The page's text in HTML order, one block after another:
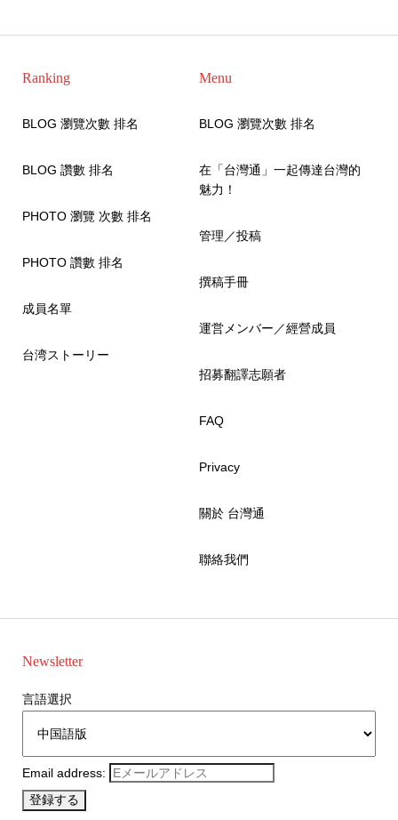
Ranking
BLOG 瀏覽次數 排名
BLOG 讚數 排名
PHOTO 瀏覽 次數 排名
PHOTO 讚數 排名
成員名單
台湾ストーリー
Menu
BLOG 瀏覽次數 排名
在「台灣通」一起傳達台灣的
魅力！
管理／投稿
撰稿手冊
運営メンバー／經營成員
招募翻譯志願者
FAQ
Privacy
關於 台灣通
聯絡我們
Newsletter
言語選択
Email address: